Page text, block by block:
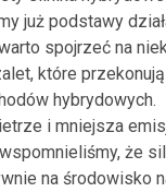
już podstawy
spojrzeć na
które
hybrydowych.
i mniejsza
że
na środowisko